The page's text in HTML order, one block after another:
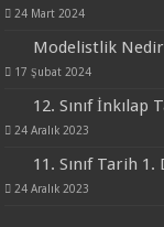
24 Mart 2024
Modelistlik
17 Şubat 2024
12. Sınıf İnkılap
24 Aralık 2023
11. Sınıf Tarih 1.
24 Aralık 2023